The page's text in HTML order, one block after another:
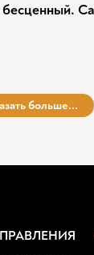
больше...